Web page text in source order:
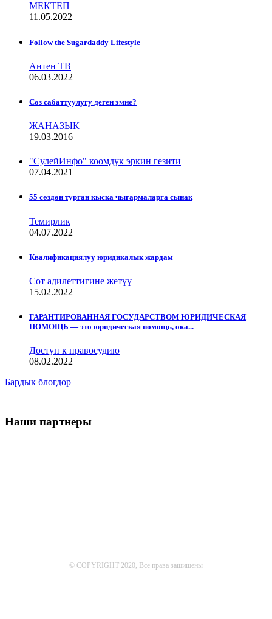
МЕКТЕП
11.05.2022
Follow the Sugardaddy Lifestyle
Антен ТВ
06.03.2022
Сѳз сабаттуулугу деген эмне?
ЖАНАЗЫК
19.03.2016
"СулейИнфо" коомдук эркин гезити
07.04.2021
55 сөздөн турган кыска чыгармаларга сынак
Темирлик
04.07.2022
Квалификациялуу юридикалык жардам
Сот адилеттигине жетүү
15.02.2022
ГАРАНТИРОВАННАЯ ГОСУДАРСТВОМ ЮРИДИЧЕСКАЯ
ПОМОЩЬ — это юридическая помощь, ока...
Доступ к правосудию
08.02.2022
Бардык блогдор
Наши партнеры
© COPYRIGHT 2020, Все права защищены